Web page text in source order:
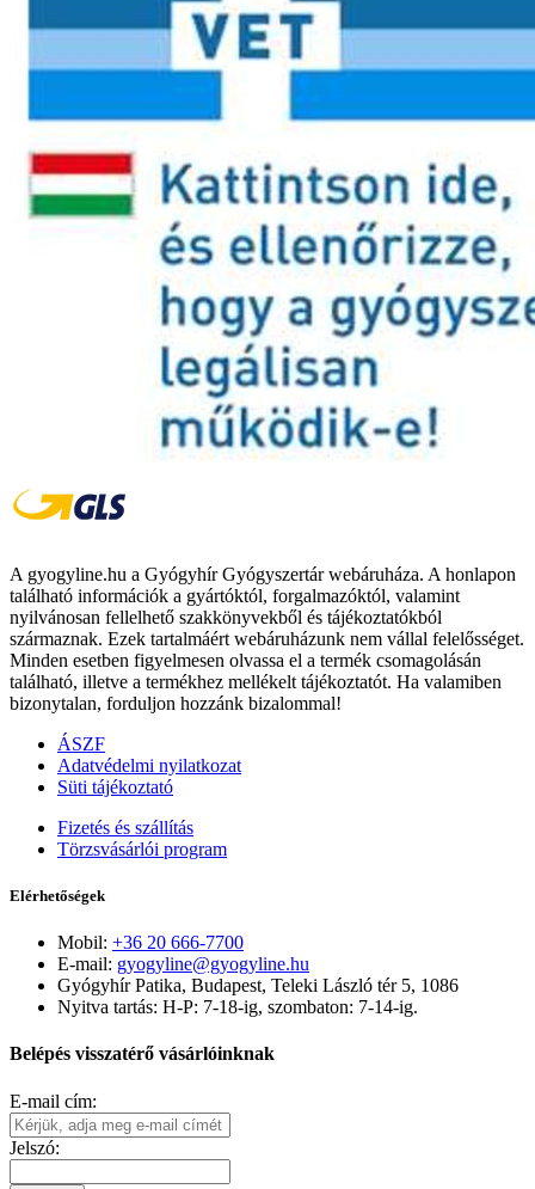
A gyogyline.hu a Gyógyhír Gyógyszertár webáruháza. A honlapon
található információk a gyártóktól, forgalmazóktól, valamint
nyilvánosan fellelhető szakkönyvekből és tájékoztatókból
származnak. Ezek tartalmáért webáruházunk nem vállal felelősséget.
Minden esetben figyelmesen olvassa el a termék csomagolásán
található, illetve a termékhez mellékelt tájékoztatót. Ha valamiben
bizonytalan, forduljon hozzánk bizalommal!
ÁSZF
Adatvédelmi nyilatkozat
Süti tájékoztató
Fizetés és szállítás
Törzsvásárlói program
Elérhetőségek
Mobil: +36 20 666-7700
E-mail: gyogyline@gyogyline.hu
Gyógyhír Patika, Budapest, Teleki László tér 5, 1086
Nyitva tartás: H-P: 7-18-ig, szombaton: 7-14-ig.
Belépés visszatérő vásárlóinknak
E-mail cím:
Jelszó: